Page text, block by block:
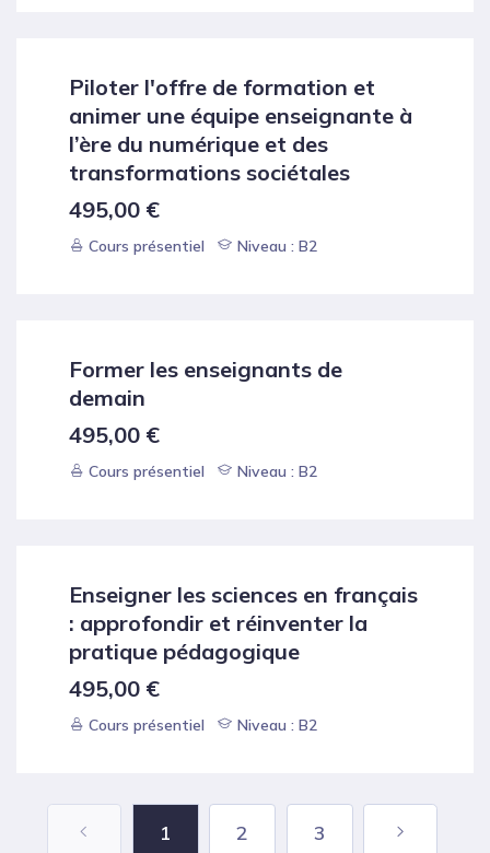
Piloter l'offre de formation et
animer une équipe enseignante à
l’ère du numérique et des
transformations sociétales
495,00 €
Cours présentiel Niveau : B2
Former les enseignants de
demain
495,00 €
Cours présentiel Niveau : B2
Enseigner les sciences en français
: approfondir et réinventer la
pratique pédagogique
495,00 €
Cours présentiel Niveau : B2
1 2 3